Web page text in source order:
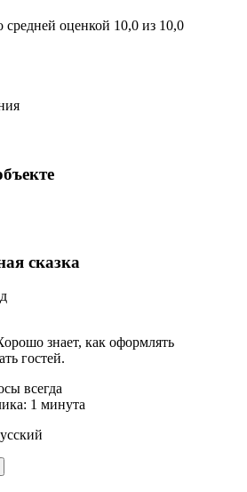
оценкой 10,0 из 10,0
сказка
знает, как оформлять
гостей.
всегда
1 минута